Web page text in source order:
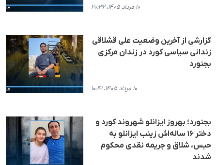
۱۰ مرداد ۱۴۰۵، ۲۰:۳۲
گزارشی از آخرین وضعیت علی قشلاقی
زندانی سیاسی کورد در زندان مرکزی
بجنورد
۱۰ مرداد ۱۴۰۵، ۱۰:۴۱
بجنورد؛ بهروز ایزانلو شهروند کورد و
دختر ۱۶ ساله‌اش زینب ایزانلو به
حبس، شلاق و جریمه نقدی محکوم
شدند